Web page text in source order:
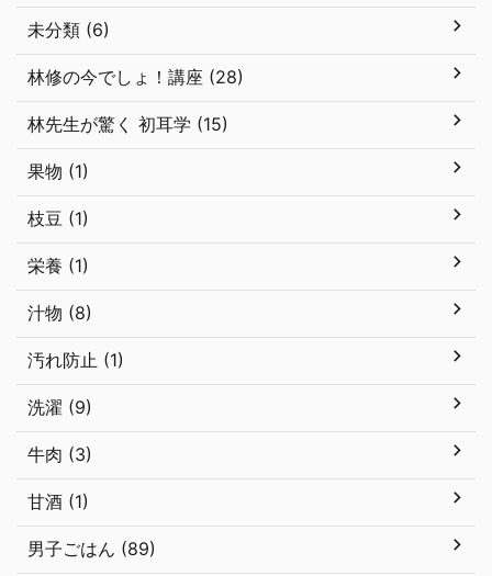
未分類 (6)
林修の今でしょ！講座 (28)
林先生が驚く 初耳学 (15)
果物 (1)
枝豆 (1)
栄養 (1)
汁物 (8)
汚れ防止 (1)
洗濯 (9)
牛肉 (3)
甘酒 (1)
男子ごはん (89)